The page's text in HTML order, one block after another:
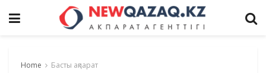
Home Басты ақпарат